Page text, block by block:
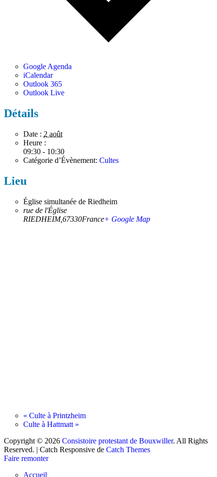
Google Agenda
iCalendar
Outlook 365
Outlook Live
Détails
Date : 2 août
Heure :
09:30 - 10:30
Catégorie d’Évènement: Cultes
Lieu
Église simultanée de Riedheim
rue de l'Église
RIEDHEIM,67330France+ Google Map
« Culte à Printzheim
Culte à Hattmatt »
Copyright © 2026 Consistoire protestant de Bouxwiller. All Rights
Reserved. | Catch Responsive de Catch Themes
Faire remonter
Accueil